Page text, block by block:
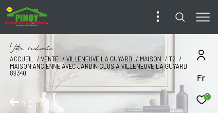
Fr
0
Vore recece
ACCUEIL VENTE VILLENEUVE LA GUYARD MAISON
T2
MAISON ANCIENNE AVEC JARDIN CLOS A VILLENEUVE LA GUYARD
89340
RETOUR